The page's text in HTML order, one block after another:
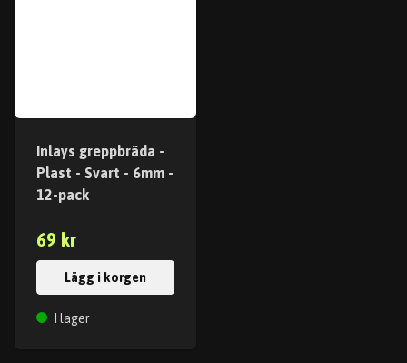
Inlays greppbräda -
Plast - Svart - 6mm -
12-pack
69 kr
Lägg i korgen
I lager